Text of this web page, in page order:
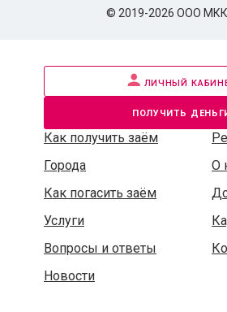
© 2019-2026 ООО
личный
получить
Как получить заём
Города
О
Как погасить заём
Услуги
Вопросы и ответы
Новости